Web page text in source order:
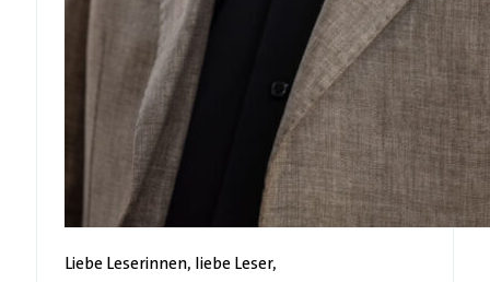
Liebe Leserinnen, liebe Leser,